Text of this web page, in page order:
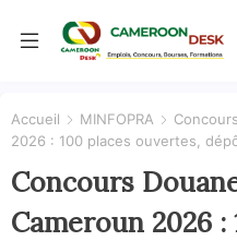
Accueil MINFOPRA
2026 : 100 places ouvertes,
Concours
Cameroun 2026 :